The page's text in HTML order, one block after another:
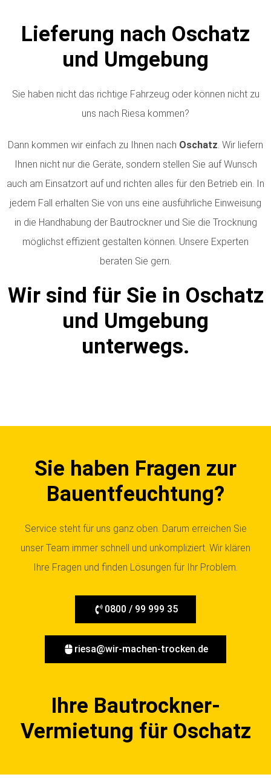
Lieferung nach Oschatz
und Umgebung
Sie haben nicht das richtige Fahrzeug oder können nicht zu
uns nach Riesa kommen?
Dann kommen wir einfach zu Ihnen nach Oschatz . Wir liefern
Ihnen nicht nur die Geräte, sondern stellen Sie auf Wunsch
auch am Einsatzort auf und richten alles für den Betrieb ein. In
jedem Fall erhalten Sie von uns eine ausführliche Einweisung
in die Handhabung der Bautrockner und Sie die Trocknung
möglichst effizient gestalten können. Unsere Experten
beraten Sie gern.
Wir sind für Sie in Oschatz
und Umgebung
unterwegs.
Sie haben Fragen zur
Bauentfeuchtung?
Service steht für uns ganz oben. Darum erreichen Sie
unser Team immer schnell und unkompliziert. Wir klären
Ihre Fragen und finden Lösungen für Ihr Problem.
0800 / 99 999 35
riesa@wir-machen-trocken.de
Ihre Bautrockner-
Vermietung für Oschatz